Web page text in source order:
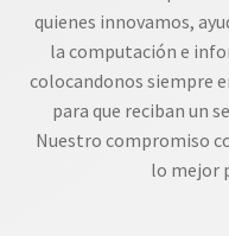
quienes innovamos,
la computación e
colocandonos siempre
para que reciban un
Nuestro compromiso
lo mejor